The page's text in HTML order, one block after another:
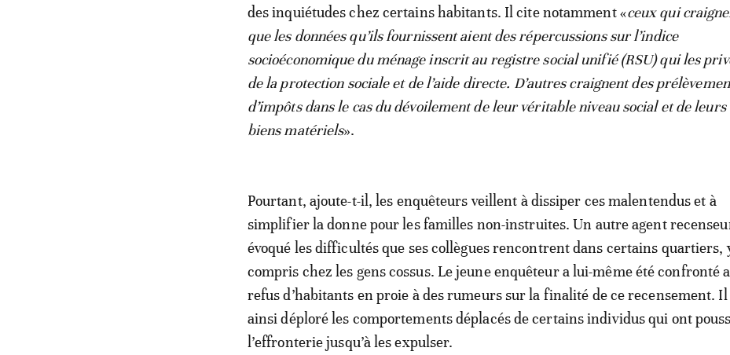
des inquiétudes chez certains habitants. Il cite notamment «ceux qui
que les données qu’ils fournissent aient des répercussions sur l’indice
socioéconomique du ménage inscrit au registre social unifié (RSU) qui les
de la protection sociale et de l’aide directe. D’autres craignent des
d’impôts dans le cas du dévoilement de leur véritable niveau social et de leurs
biens matériels».
Pourtant, ajoute-t-il, les enquêteurs veillent à dissiper ces malentendus et à
simplifier la donne pour les familles non-instruites. Un autre agent
évoqué les difficultés que ses collègues rencontrent dans certains quartiers,
compris chez les gens cossus. Le jeune enquêteur a lui-même été confronté
refus d’habitants en proie à des rumeurs sur la finalité de ce recensement. Il
ainsi déploré les comportements déplacés de certains individus qui ont
l’effronterie jusqu’à les expulser.